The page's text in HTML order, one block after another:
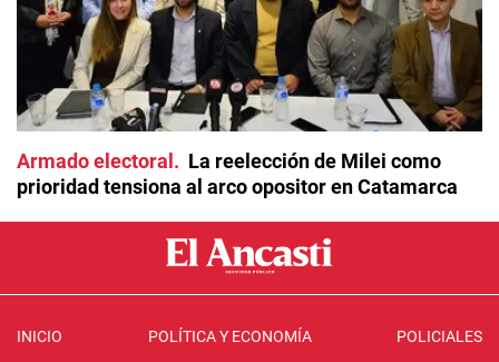
Armado electoral
La reelección de Milei como
prioridad tensiona al arco opositor en Catamarca
INICIO POLÍTICA Y ECONOMÍA POLICIALES